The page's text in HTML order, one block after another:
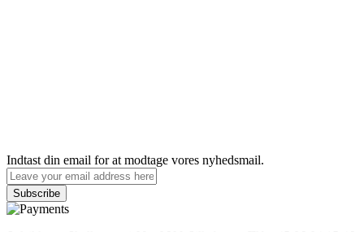
Indtast din email for at modtage vores nyhedsmail.